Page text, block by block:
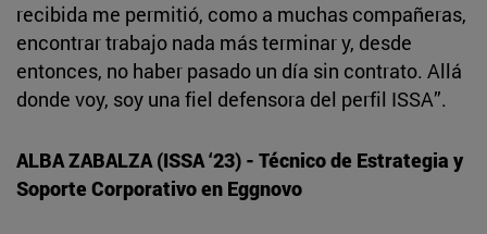
recibida me permitió, como a muchas compañeras,
encontrar trabajo nada más terminar y, desde
entonces, no haber pasado un día sin contrato. Allá
donde voy, soy una fiel defensora del perfil ISSA”.
ALBA ZABALZA (ISSA ‘23) - Técnico de Estrategia y
Soporte Corporativo en Eggnovo